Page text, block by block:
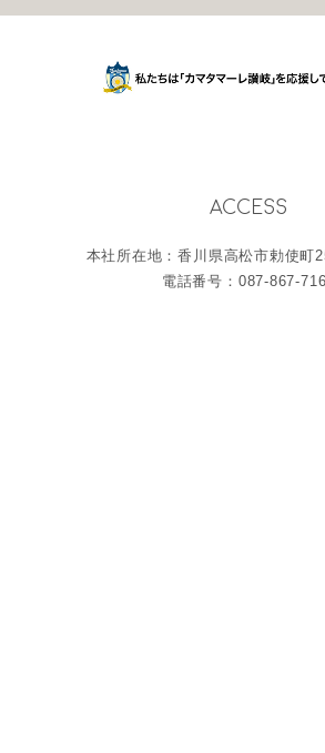
ACCESS
本社所在地：香川県高松市勅使
電話番号：087-867-